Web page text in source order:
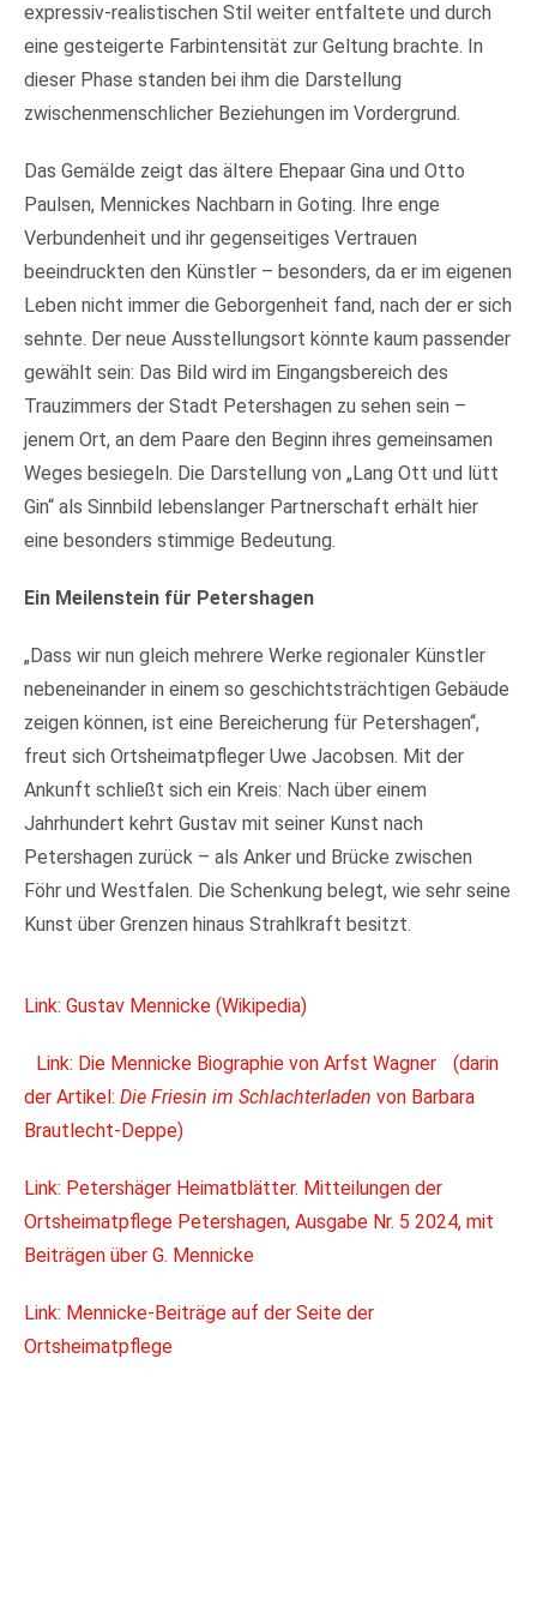
expressiv-realistischen Stil weiter entfaltete und durch
eine gesteigerte Farbintensität zur Geltung brachte. In
dieser Phase standen bei ihm die Darstellung
zwischenmenschlicher Beziehungen im Vordergrund.
Das Gemälde zeigt das ältere Ehepaar Gina und Otto
Paulsen, Mennickes Nachbarn in Goting. Ihre enge
Verbundenheit und ihr gegenseitiges Vertrauen
beeindruckten den Künstler – besonders, da er im eigenen
Leben nicht immer die Geborgenheit fand, nach der er sich
sehnte. Der neue Ausstellungsort könnte kaum passender
gewählt sein: Das Bild wird im Eingangsbereich des
Trauzimmers der Stadt Petershagen zu sehen sein –
jenem Ort, an dem Paare den Beginn ihres gemeinsamen
Weges besiegeln. Die Darstellung von „Lang Ott und lütt
Gin“ als Sinnbild lebenslanger Partnerschaft erhält hier
eine besonders stimmige Bedeutung.
Ein Meilenstein für Petershagen
„Dass wir nun gleich mehrere Werke regionaler Künstler
nebeneinander in einem so geschichtsträchtigen Gebäude
zeigen können, ist eine Bereicherung für Petershagen“,
freut sich Ortsheimatpfleger Uwe Jacobsen. Mit der
Ankunft schließt sich ein Kreis: Nach über einem
Jahrhundert kehrt Gustav mit seiner Kunst nach
Petershagen zurück – als Anker und Brücke zwischen
Föhr und Westfalen. Die Schenkung belegt, wie sehr seine
Kunst über Grenzen hinaus Strahlkraft besitzt.
Link: Gustav Mennicke (Wikipedia)
Link: Die Mennicke Biographie von Arfst Wagner (darin
der Artikel: Die Friesin im Schlachterladen von Barbara
Brautlecht-Deppe)
Link: Petershäger Heimatblätter. Mitteilungen der
Ortsheimatpflege Petershagen, Ausgabe Nr. 5 2024, mit
Beiträgen über G. Mennicke
Link: Mennicke-Beiträge auf der Seite der
Ortsheimatpflege